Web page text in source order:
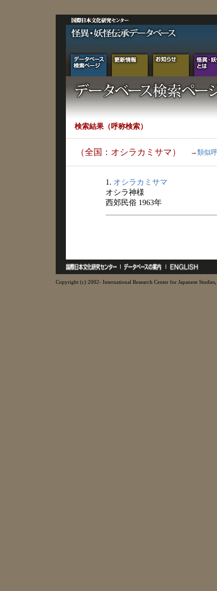
検索結果（呼称検索）
（全国：オシラカミサマ） → 類似
1. オシラカミサマ
オシラ神様
西郊民俗 1963年
Copyright (c) 2002- International Research Center for Japanese